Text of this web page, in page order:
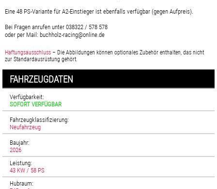
Eine 48 PS-Variante für A2-Einstieger ist ebenfalls verfügbar (gegen Aufpreis).
Bei Fragen anrufen unter 038322 / 578 578
oder per Mail: buchholz-racing@online.de
Haftungsausschluss – Die Abbildungen können optionales Zubehör enthalten, das nicht
zur Standardausrüstung gehört.
FAHRZEUGDATEN
Verfügbarkeit:
SOFORT VERFÜGBAR
Fahrzeugklassifizierung:
Neufahrzeug
Baujahr:
2026
Leistung:
43 KW / 58 PS
Hubraum: